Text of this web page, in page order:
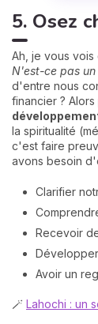
5. Osez
Ah, je vous vois
N'est-ce pas un
d'entre nous
financier ? Alors
la spiritualité
c'est faire
avons besoin
Clarifier
Recevoir
Avoir un
🪄 Lahochi : un